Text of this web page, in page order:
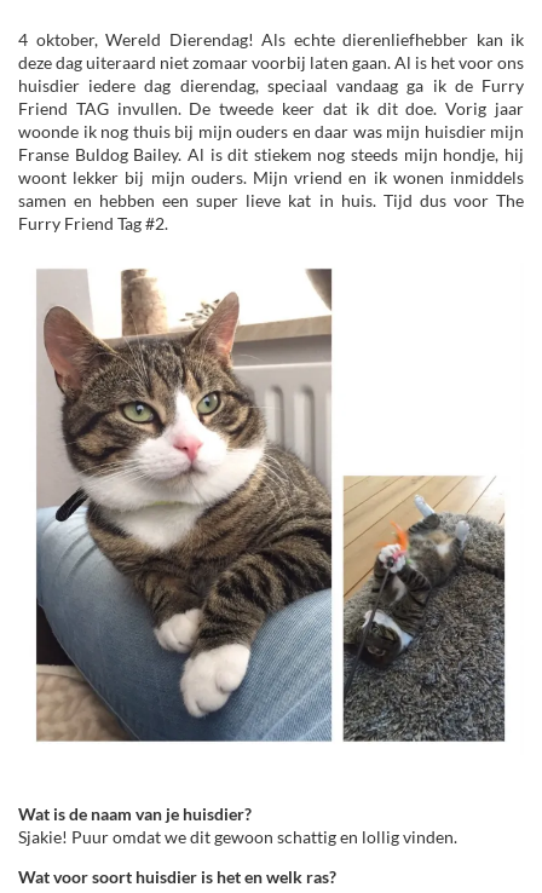
4 oktober, Wereld Dierendag! Als echte dierenliefhebber kan ik
deze dag uiteraard niet zomaar voorbij laten gaan. Al is het voor ons
huisdier iedere dag dierendag, speciaal vandaag ga ik de Furry
Friend TAG invullen. De tweede keer dat ik dit doe. Vorig jaar
woonde ik nog thuis bij mijn ouders en daar was mijn huisdier mijn
Franse Buldog Bailey. Al is dit stiekem nog steeds mijn hondje, hij
woont lekker bij mijn ouders. Mijn vriend en ik wonen inmiddels
samen en hebben een super lieve kat in huis. Tijd dus voor The
Furry Friend Tag #2.
Wat is de naam van je huisdier?
Sjakie! Puur omdat we dit gewoon schattig en lollig vinden.
Wat voor soort huisdier is het en welk ras?